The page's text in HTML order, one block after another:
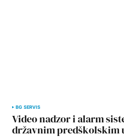
BG SERVIS
Video nadzor i alarm
državnim predškolskim